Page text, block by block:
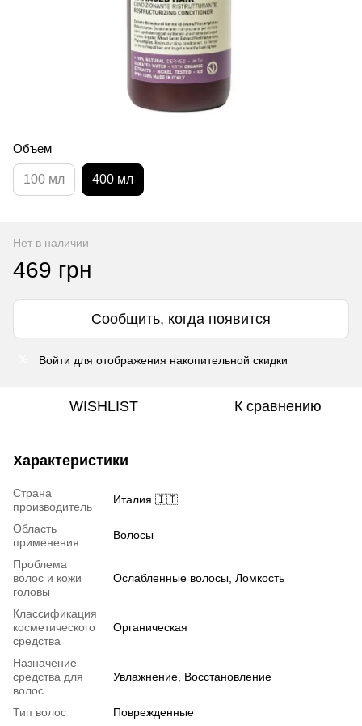
Объем
100 мл 400 мл
Нет в наличии
469 грн
Сообщить, когда появится
Войти для отображения накопительной скидки
WISHLIST К сравнению
Характеристики
Страна
производитель
Италия 🇮🇹
Область
применения
Волосы
Проблема
волос и кожи
головы
Ослабленные волосы, Ломкость
Классификация
косметического
средства
Органическая
Назначение
средства для
волос
Увлажнение, Восстановление
Тип волос
Поврежденные